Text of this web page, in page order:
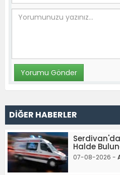
DİĞER HABERLER
Halde
07-08-2026 -